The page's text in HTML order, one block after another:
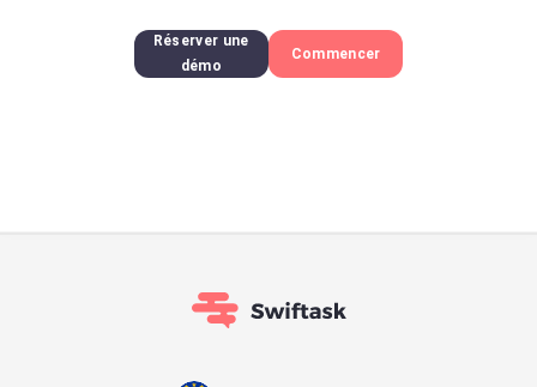
Réserver une
démo
Commencer